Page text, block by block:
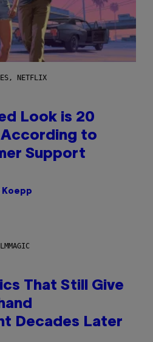
NETFLIX
Look is 20
According to
Support
Koepp
That Still Give
Decades Later